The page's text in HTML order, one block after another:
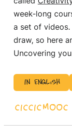
week-long
a set of
draw, so here
Uncovering
In English
CICCICMOOC